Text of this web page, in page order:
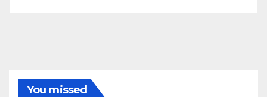
You missed